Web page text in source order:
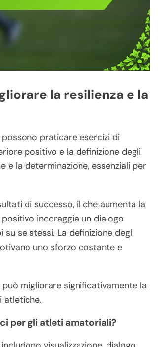
la resilienza e la
praticare esercizi di
positivo e la definizione degli
e la determinazione, essenziali per
di successo, il che aumenta la
incoraggia un dialogo
se stessi. La definizione degli
uno sforzo costante e
migliorare significativamente la
atletiche.
per gli atleti amatoriali?